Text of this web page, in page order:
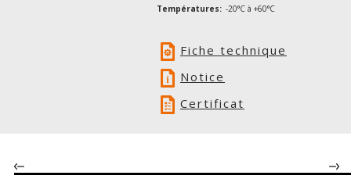
Températures: -20°C à +60°C
Fiche technique
Notice
Certificat